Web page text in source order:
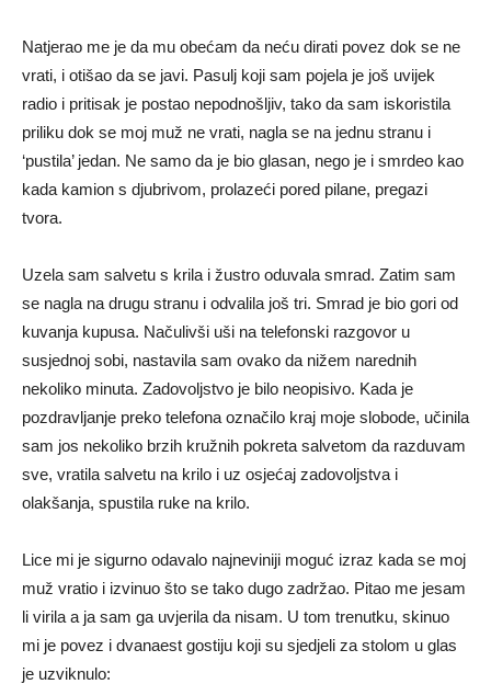
Natjerao me je da mu obećam da neću dirati povez dok se ne
vrati, i otišao da se javi. Pasulj koji sam pojela je još uvijek
radio i pritisak je postao nepodnošljiv, tako da sam iskoristila
priliku dok se moj muž ne vrati, nagla se na jednu stranu i
‘pustila’ jedan. Ne samo da je bio glasan, nego je i smrdeo kao
kada kamion s djubrivom, prolazeći pored pilane, pregazi
tvora.
Uzela sam salvetu s krila i žustro oduvala smrad. Zatim sam
se nagla na drugu stranu i odvalila još tri. Smrad je bio gori od
kuvanja kupusa. Načulivši uši na telefonski razgovor u
susjednoj sobi, nastavila sam ovako da nižem narednih
nekoliko minuta. Zadovoljstvo je bilo neopisivo. Kada je
pozdravljanje preko telefona označilo kraj moje slobode, učinila
sam jos nekoliko brzih kružnih pokreta salvetom da razduvam
sve, vratila salvetu na krilo i uz osjećaj zadovoljstva i
olakšanja, spustila ruke na krilo.
Lice mi je sigurno odavalo najneviniji moguć izraz kada se moj
muž vratio i izvinuo što se tako dugo zadržao. Pitao me jesam
li virila a ja sam ga uvjerila da nisam. U tom trenutku, skinuo
mi je povez i dvanaest gostiju koji su sjedjeli za stolom u glas
je uzviknulo: